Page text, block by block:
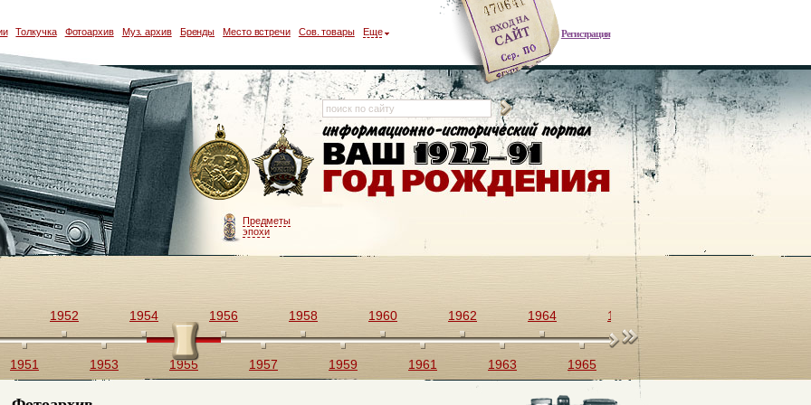
Регистрация
Толкучка Фотоархив Муз. архив Бренды Место встречи Сов. товары Еще
Предметы
эпохи
1951
1952
1953
1954
1955
1956
1957
1958
1959
1960
1961
1962
1963
1964
1965
1966